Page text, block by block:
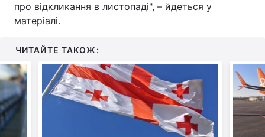
про відкликання в листопаді", – йдеться у
матеріалі.
ЧИТАЙТЕ ТАКОЖ: